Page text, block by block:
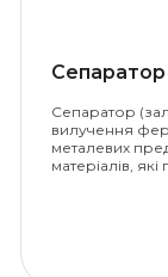
Сепаратор
вилучення
металевих
матеріалів,